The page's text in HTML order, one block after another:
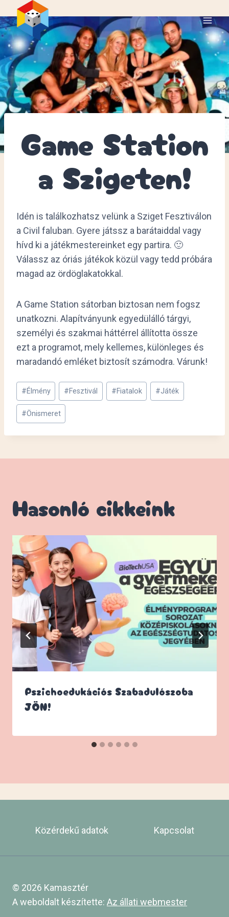
to
content
Game Station
a Szigeten!
Idén is találkozhatsz velünk a Sziget Fesztiválon
a Civil faluban. Gyere játssz a barátaiddal vagy
hívd ki a játékmestereinket egy partira. 🙂
Válassz az óriás játékok közül vagy tedd próbára
magad az ördöglakatokkal.
A Game Station sátorban biztosan nem fogsz
unatkozni. Alapítványunk egyedülálló tárgyi,
személyi és szakmai háttérrel állította össze
ezt a programot, mely kellemes, különleges és
maradandó emléket biztosít számodra. Várunk!
Post
Tags:
#Élmény #Fesztivál #Fiatalok #Játék
#Önismeret
Hasonló cikkeink
Pszichoedukációs Szabadulószoba
JÖN!
Közérdekű adatok Kapcsolat
© 2026 Kamasztér
A weboldalt készítette: Az állati webmester